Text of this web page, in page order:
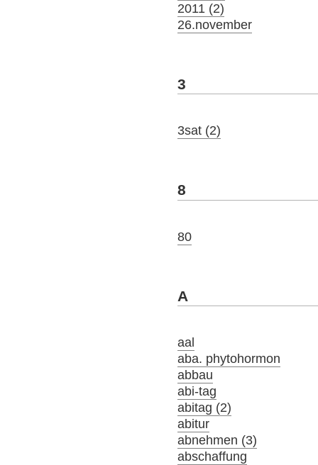
2011 (2)
26.november
3
3sat (2)
8
80
A
aal
aba. phytohormon
abbau
abi-tag
abitag (2)
abitur
abnehmen (3)
abschaffung